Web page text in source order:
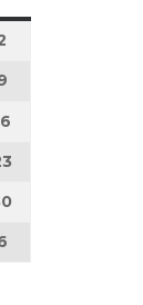
2026
2026
2026
2026
2026
2026